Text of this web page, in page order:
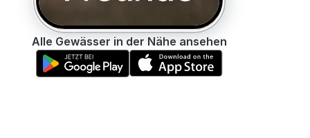
Alle Gewässer in der Nähe ansehen